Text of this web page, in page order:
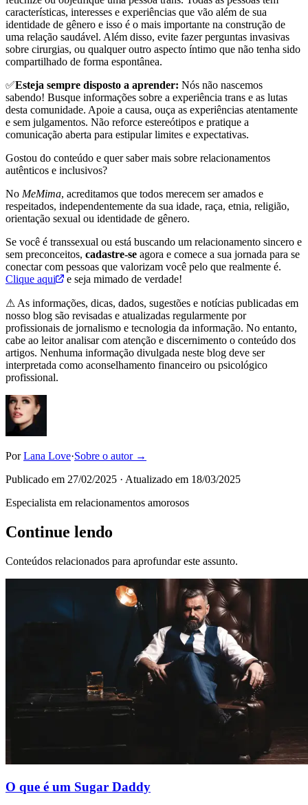
características, interesses e experiências que vão além de sua
identidade de gênero e isso é o mais importante na construção de
uma relação saudável. Além disso, evite fazer perguntas invasivas
sobre cirurgias, ou qualquer outro aspecto íntimo que não tenha sido
compartilhado de forma espontânea.
✅Esteja sempre disposto a aprender: Nós não nascemos
sabendo! Busque informações sobre a experiência trans e as lutas
desta comunidade. Apoie a causa, ouça as experiências atentamente
e sem julgamentos. Não reforce estereótipos e pratique a
comunicação aberta para estipular limites e expectativas.
Gostou do conteúdo e quer saber mais sobre relacionamentos
autênticos e inclusivos?
No MeMima, acreditamos que todos merecem ser amados e
respeitados, independentemente da sua idade, raça, etnia, religião,
orientação sexual ou identidade de gênero.
Se você é transsexual ou está buscando um relacionamento sincero e
sem preconceitos, cadastre-se agora e comece a sua jornada para se
conectar com pessoas que valorizam você pelo que realmente é.
Clique aqui
e seja mimado de verdade!
⚠ As informações, dicas, dados, sugestões e notícias publicadas em
nosso blog são revisadas e atualizadas regularmente por
profissionais de jornalismo e tecnologia da informação. No entanto,
cabe ao leitor analisar com atenção e discernimento o conteúdo dos
artigos. Nenhuma informação divulgada neste blog deve ser
interpretada como aconselhamento financeiro ou psicológico
profissional.
PorLana Love·Sobre o autor →
Publicado em 27/02/2025 · Atualizado em 18/03/2025
Especialista em relacionamentos amorosos
Continue lendo
Conteúdos relacionados para aprofundar este assunto.
O que é um Sugar Daddy